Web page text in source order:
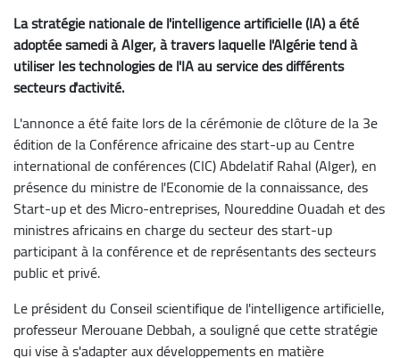
La stratégie nationale de l'intelligence artificielle (IA) a été
adoptée samedi à Alger, à travers laquelle l'Algérie tend à
utiliser les technologies de l'IA au service des différents
secteurs d'activité.
L'annonce a été faite lors de la cérémonie de clôture de la 3e
édition de la Conférence africaine des start-up au Centre
international de conférences (CIC) Abdelatif Rahal (Alger), en
présence du ministre de l'Economie de la connaissance, des
Start-up et des Micro-entreprises, Noureddine Ouadah et des
ministres africains en charge du secteur des start-up
participant à la conférence et de représentants des secteurs
public et privé.
Le président du Conseil scientifique de l'intelligence artificielle,
professeur Merouane Debbah, a souligné que cette stratégie
qui vise à s'adapter aux développements en matière